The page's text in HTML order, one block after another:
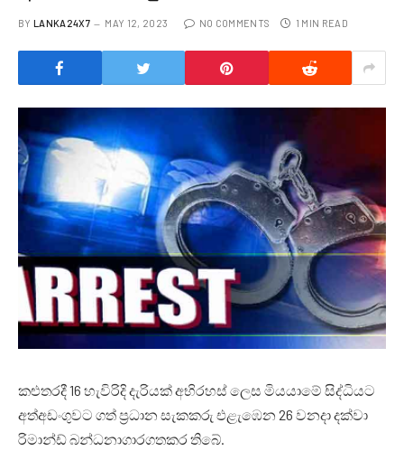
BY LANKA24X7 MAY 12, 2023 NO COMMENTS 1 MIN READ
කළුතරදී 16 හැවිරිදි දැරියක් අභිරහස් ලෙස මියයාමේ සිද්ධියට
අත්අඩංගුවට ගත් ප්‍රධාන සැකකරු එළැඹෙන 26 වනදා දක්වා
රිමාන්ඩ් බන්ධනාගාරගතකර තිබේ.